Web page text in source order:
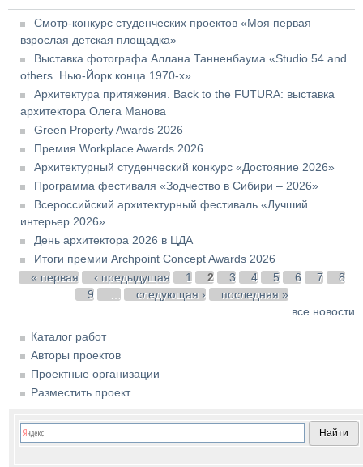
Смотр-конкурс студенческих проектов «Моя первая
взрослая детская площадка»
Выставка фотографа Аллана Танненбаума «Studio 54 and
others. Нью-Йорк конца 1970-х»
Архитектура притяжения. Back to the FUTURA: выставка
архитектора Олега Манова
Green Property Awards 2026
Премия Workplace Awards 2026
Архитектурный студенческий конкурс «Достояние 2026»
Программа фестиваля «Зодчество в Сибири – 2026»
Всероссийский архитектурный фестиваль «Лучший
интерьер 2026»
День архитектора 2026 в ЦДА
Итоги премии Archpoint Concept Awards 2026
Страницы
« первая ‹ предыдущая 1 2 3 4 5 6 7
8
9
следующая ›
последняя »
все новости
Каталог работ
Авторы проектов
Проектные организации
Разместить проект